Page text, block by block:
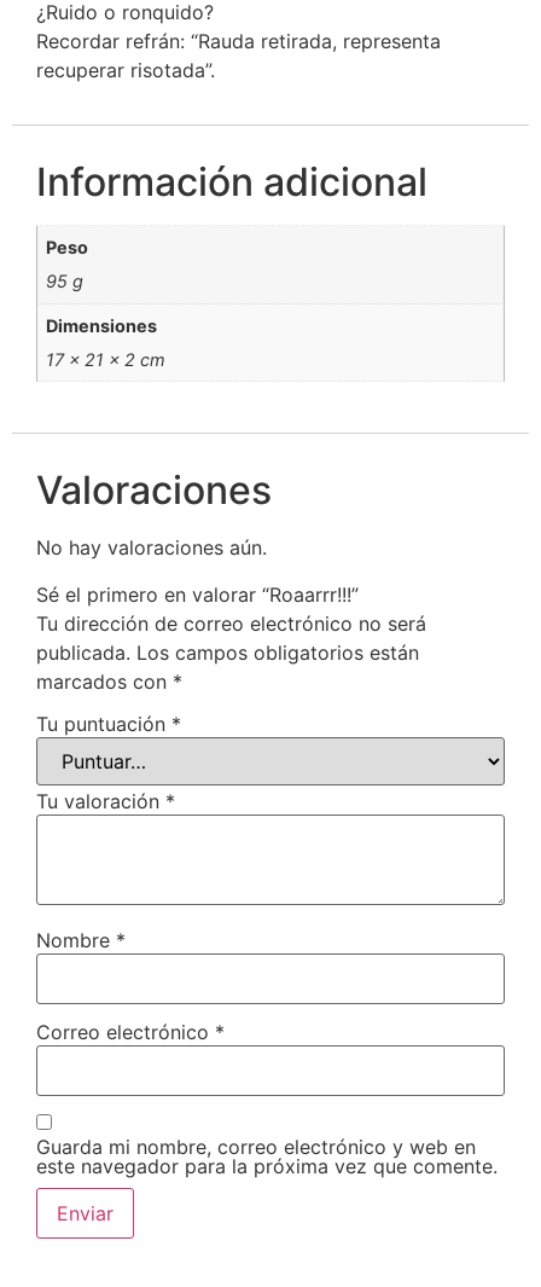
¿Ruido o ronquido?
Recordar refrán: “Rauda retirada, representa
recuperar risotada”.
Información adicional
Peso
95 g
Dimensiones
17 × 21 × 2 cm
Valoraciones
No hay valoraciones aún.
Sé el primero en valorar “Roaarrr!!!”
Tu dirección de correo electrónico no será
publicada. Los campos obligatorios están
marcados con *
Tu puntuación *
Tu valoración *
Nombre *
Correo electrónico *
Guarda mi nombre, correo electrónico y web en
este navegador para la próxima vez que comente.